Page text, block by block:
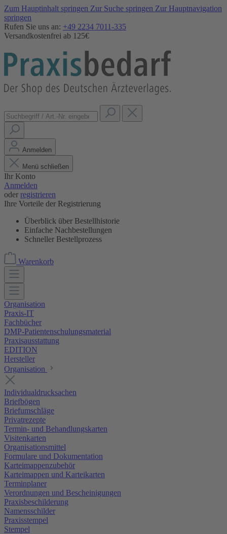
Zum Hauptinhalt springen Zur Suche springen Zur Hauptnavigation
springen
Rufen Sie uns an: +49 2234 7011-335
Versandkostenfrei ab 125€
Anmelden
Menü schließen
Ihr Konto
Anmelden
oder registrieren
Ihre Vorteile der Registrierung
Überblick über Bestellhistorie
Einfache Nachbestellungen
Schneller Bestellprozess
Warenkorb
Organisation
Praxis-IT
Fachbücher
DMP-Patientenschulungsmaterial
Praxisausstattung
EDITION
Hersteller
Organisation
Individualdrucksachen
Briefbögen
Briefumschläge
Privatrezepte
Termin- und Behandlungskarten
Visitenkarten
Organisationsmittel
Formulare und Dokumentation
Karteimappenzubehör
Karteimappen und Karteikarten
Terminplaner
Verordnungen und Bescheinigungen
Praxisbeschilderung
Namensschilder
Praxisstempel
Stempel